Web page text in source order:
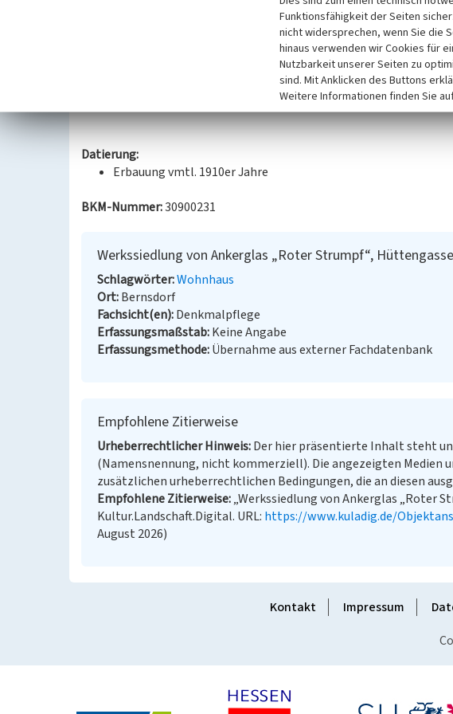
Stadt Bernsdorf errichtet. Der Putzbau ist Teil der vermutlich in den
1910er Jahren errichteten Werkssiedlung von Ankerglas und ist
Glasindustrie zuzuordnen. Zusammen mit weiteren erhaltenen
der ehemaligen Werkssiedlung ist das Gebäude damit wirtschafts-
(Landesamt für Denkmalpflege Sachsen, 2024)
Datierung:
Erbauung vmtl. 1910er Jahre
BKM-Nummer:30900231
Werkssiedlung von Ankerglas „Roter Strumpf“,
Schlagwörter Wohnhaus
Ort Bernsdorf
Fachsicht(en) Denkmalpflege
Erfassungsmaßstab Keine Angabe
Erfassungsmethode Übernahme aus externer Fachdatenbank
Empfohlene Zitierweise
Urheberrechtlicher Hinweis Der hier präsentierte Inhalt steht
(Namensnennung, nicht kommerziell). Die angezeigten Medien
zusätzlichen urheberrechtlichen Bedingungen, die an diesen
Empfohlene Zitierweise „Werkssiedlung von Ankerglas „Roter
Kultur.Landschaft.Digital. URL: https://www.kuladig.de/
August 2026)
Kontakt Impressum
Funktionsfähigkeit der Seiten
nicht widersprechen, wenn Sie die
hinaus verwenden wir Cookies für
Nutzbarkeit unserer Seiten zu
sind. Mit Anklicken des Buttons
Weitere Informationen finden Sie